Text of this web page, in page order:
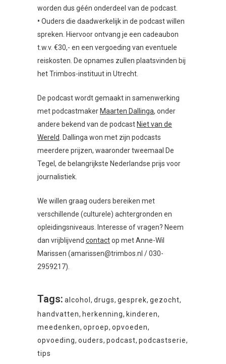
worden dus géén onderdeel van de podcast.
• Ouders die daadwerkelijk in de podcast willen
spreken. Hiervoor ontvang je een cadeaubon
t.w.v. €30,- en een vergoeding van eventuele
reiskosten. De opnames zullen plaatsvinden bij
het Trimbos-instituut in Utrecht.
De podcast wordt gemaakt in samenwerking
met podcastmaker Maarten Dallinga, onder
andere bekend van de podcast Niet van de
Wereld. Dallinga won met zijn podcasts
meerdere prijzen, waaronder tweemaal De
Tegel, de belangrijkste Nederlandse prijs voor
journalistiek.
We willen graag ouders bereiken met
verschillende (culturele) achtergronden en
opleidingsniveaus. Interesse of vragen? Neem
dan vrijblijvend contactop met Anne-Wil
Marissen (amarissen@trimbos.nl / 030-
2959217).
Tags: alcohol , drugs, gesprek, gezocht,
handvatten, herkenning, kinderen,
meedenken, oproep, opvoeden,
opvoeding, ouders, podcast, podcastserie,
tips